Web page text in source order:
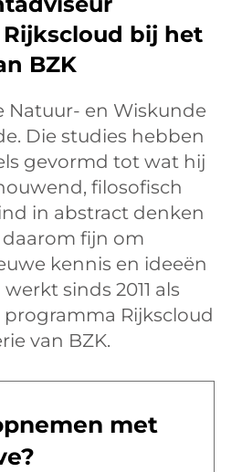
bij het
BZK
Natuur- en Wiskunde
Die studies hebben
gevormd tot wat hij
filosofisch
in abstract denken
fijn om
kennis en ideeën
sinds 2011 als
Rijkscloud
van BZK.
met